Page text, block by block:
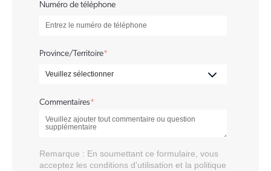
Numéro de téléphone
Province/Territoire*
Commentaires*
Remarque : En soumettant ce formulaire, vous
acceptez les conditions d'utilisation et la politique